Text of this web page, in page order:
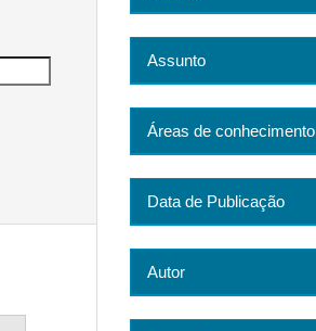
Assunto
Áreas de conhecimento
Data de Publicação
Autor